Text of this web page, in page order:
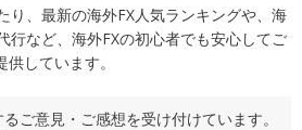
り、最新の海外FX人気ランキングや、海
行など、海外FXの初心者でも安心してご
しています。
ご意見・ご感想を受け付けています。